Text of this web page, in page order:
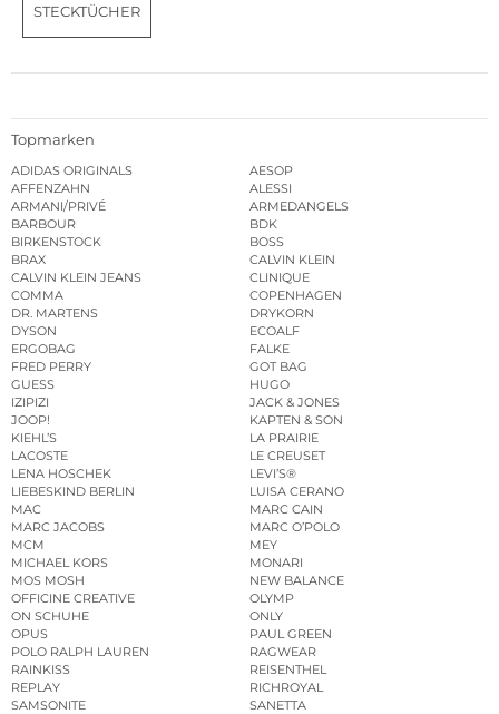
STECKTÜCHER
Topmarken
ADIDAS ORIGINALS
AESOP
AFFENZAHN
ALESSI
ARMANI/PRIVÉ
ARMEDANGELS
BARBOUR
BDK
BIRKENSTOCK
BOSS
BRAX
CALVIN KLEIN
CALVIN KLEIN JEANS
CLINIQUE
COMMA
COPENHAGEN
DR. MARTENS
DRYKORN
DYSON
ECOALF
ERGOBAG
FALKE
FRED PERRY
GOT BAG
GUESS
HUGO
IZIPIZI
JACK & JONES
JOOP!
KAPTEN & SON
KIEHL’S
LA PRAIRIE
LACOSTE
LE CREUSET
LENA HOSCHEK
LEVI’S®
LIEBESKIND BERLIN
LUISA CERANO
MAC
MARC CAIN
MARC JACOBS
MARC O’POLO
MCM
MEY
MICHAEL KORS
MONARI
MOS MOSH
NEW BALANCE
OFFICINE CREATIVE
OLYMP
ON SCHUHE
ONLY
OPUS
PAUL GREEN
POLO RALPH LAUREN
RAGWEAR
RAINKISS
REISENTHEL
REPLAY
RICHROYAL
SAMSONITE
SANETTA